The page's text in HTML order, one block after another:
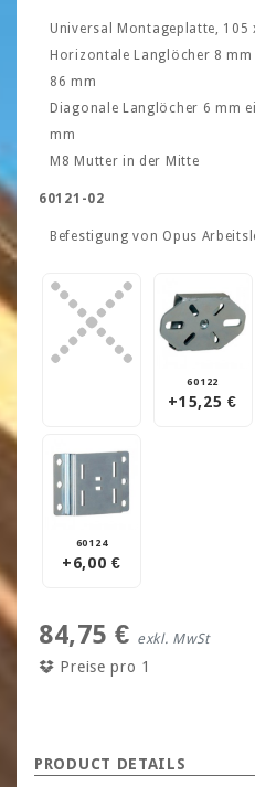
Universal Montageplatte, 105
Horizontale Langlöcher 8
86 mm
Diagonale Langlöcher 6 mm
mm
M8 Mutter in der Mitte
60121-02
Befestigung von Opus
60122
+15,25 €
60124
+6,00 €
84,75 € exkl. MwSt
Preise pro 1
PRODUCT DETAILS